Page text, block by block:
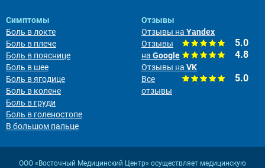
Симптомы
Боль в локте
Боль в плече
Боль в пояснице
Боль в шее
Боль в ягодице
Боль в колене
Боль в груди
Боль в голеностопе
В большом пальце
Отзывы
Отзывы на Yandex
5.0
Отзывы
на Google 4.8
Отзывы на VK
5.0
Все
отзывы
ООО «Восточный Медицинский Центр» осуществляет медицинскую